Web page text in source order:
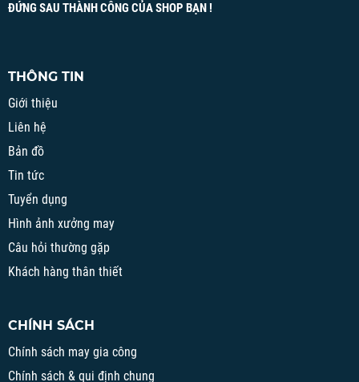
ĐỨNG SAU THÀNH CÔNG CỦA SHOP BẠN !
THÔNG TIN
Giới thiệu
Liên hệ
Bản đồ
Tin tức
Tuyển dụng
Hình ảnh xưởng may
Câu hỏi thường gặp
Khách hàng thân thiết
CHÍNH SÁCH
Chính sách may gia công
Chính sách & qui định chung